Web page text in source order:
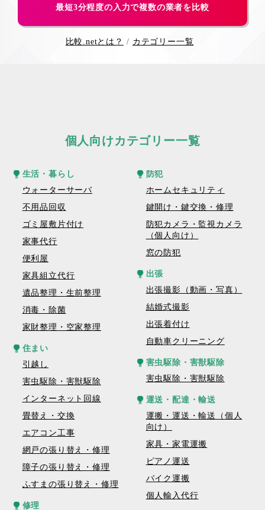
最短3分程度の入力で複数の業者を比較
比較.netとは？ カテゴリー一覧
個人向けカテゴリー一覧
生活・暮らし
ウォーターサーバ
不用品回収
ゴミ屋敷片付け
家事代行
便利屋
家具組立代行
遺品整理・生前整理
消毒・除菌
家財整理・空家整理
住まい
引越し
害虫駆除・害獣駆除
インターネット回線
畳替え・交換
エアコン工事
網戸の張り替え・修理
障子の張り替え・修理
ふすまの張り替え・修理
修理
防犯
ホームセキュリティ
鍵開け・鍵交換・修理
防犯カメラ・監視カメラ
（個人向け）
窓の防犯
出張
出張撮影（動画・写真）
結婚式撮影
出張着付け
自動車クリーニング
害虫駆除・害獣駆除
害虫駆除・害獣駆除
運送・配達・輸送
運搬・運送・輸送（個人
向け）
家具・家電運搬
ピアノ運送
バイク運搬
個人輸入代行